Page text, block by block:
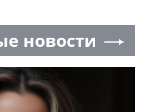
новости